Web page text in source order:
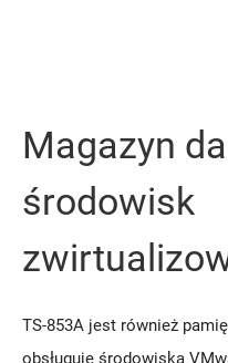
Magazyn
środowisk
TS-853A jest również
obsługuje środowiska